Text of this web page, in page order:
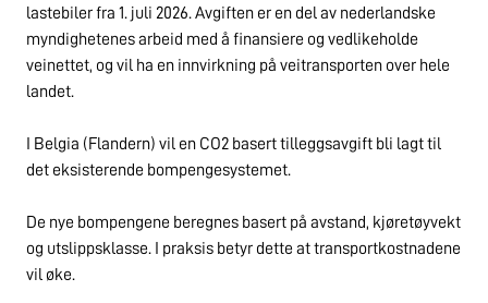
lastebiler fra 1. juli 2026. Avgiften er en del av nederlandske
myndighetenes arbeid med å finansiere og vedlikeholde
veinettet, og vil ha en innvirkning på veitransporten over hele
landet.
I Belgia (Flandern) vil en CO2 basert tilleggsavgift bli lagt til
det eksisterende bompengesystemet.
De nye bompengene beregnes basert på avstand, kjøretøyvekt
og utslippsklasse. I praksis betyr dette at transportkostnadene
vil øke.